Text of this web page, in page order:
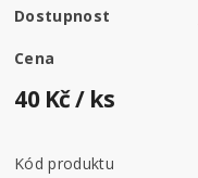
Dostupnost
Cena
40 Kč/ ks
Kód produktu